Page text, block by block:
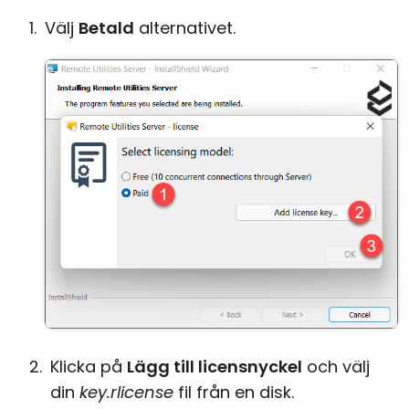
Välj Betald alternativet.
Klicka på Lägg till licensnyckel och välj
din key.rlicense fil från en disk.